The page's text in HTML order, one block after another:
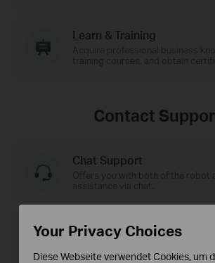
Learn & Training
Contact
Chat Support
Email Support
Ask for help by Email.
Your Privacy Choices
Diese Webseite verwendet Cookies, um